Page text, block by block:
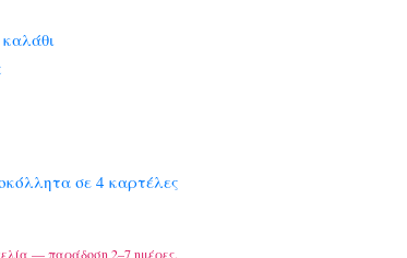
σε 4 καρτέλες
— παράδοση 2–7 ημέρες.